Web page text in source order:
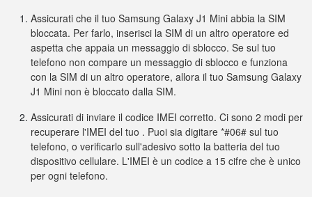
Assicurati che il tuo Samsung Galaxy J1 Mini abbia la SIM
bloccata. Per farlo, inserisci la SIM di un altro operatore ed
aspetta che appaia un messaggio di sblocco. Se sul tuo
telefono non compare un messaggio di sblocco e funziona
con la SIM di un altro operatore, allora il tuo Samsung Galaxy
J1 Mini non è bloccato dalla SIM.
Assicurati di inviare il codice IMEI corretto. Ci sono 2 modi per
recuperare l'IMEI del tuo . Puoi sia digitare *#06# sul tuo
telefono, o verificarlo sull'adesivo sotto la batteria del tuo
dispositivo cellulare. L'IMEI è un codice a 15 cifre che è unico
per ogni telefono.